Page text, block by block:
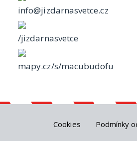
info@jizdarnasvetce.cz
/jizdarnasvetce
mapy.cz/s/macubudofu
Cookies Podmínky